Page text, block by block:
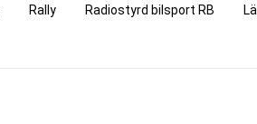
Rally Radiostyrd bilsport RB